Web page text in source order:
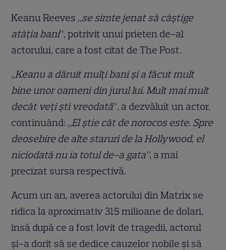
Keanu Reeves „se simte jenat să câștige
atâția bani”, potrivit unui prieten de-al
actorului, care a fost citat de The Post.
„Keanu a dăruit mulți bani și a făcut mult
bine unor oameni din jurul lui. Mult mai mult
decât veți ști vreodată”, a dezvăluit un actor,
continuând: „El știe cât de norocos este. Spre
deosebire de alte staruri de la Hollywood, el
niciodată nu ia totul de-a gata”, a mai
precizat sursa respectivă.
Acum un an, averea actorului din Matrix se
ridica la aproximativ 315 milioane de dolari,
însă după ce a fost lovit de tragedii, actorul
și-a dorit să se dedice cauzelor nobile și să